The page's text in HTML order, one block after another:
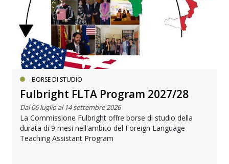
BORSE DI STUDIO
Fulbright FLTA Program 2027/28
Dal 06 luglio al 14 settembre 2026
La Commissione Fulbright offre borse di studio della
durata di 9 mesi nell'ambito del Foreign Language
Teaching Assistant Program